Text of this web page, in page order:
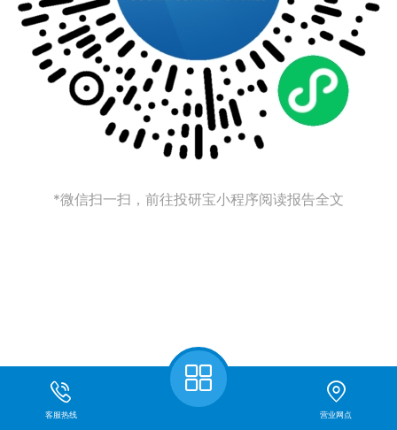
*微信扫一扫，前往投研宝小程序阅读报告全文
客服热线 营业网点